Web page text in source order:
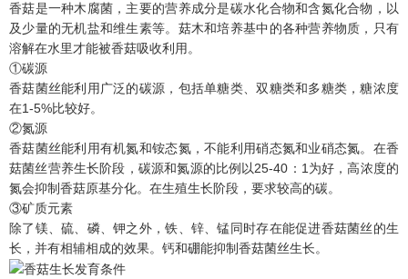
香菇是一种木腐菌，主要的营养成分是碳水化合物和含氮化合物，以
及少量的无机盐和维生素等。菇木和培养基中的各种营养物质，只有
溶解在水里才能被香菇吸收利用。
①碳源
香菇菌丝能利用广泛的碳源，包括单糖类、双糖类和多糖类，糖浓度
在1-5%比较好。
②氮源
香菇菌丝能利用有机氮和铵态氮，不能利用硝态氮和业硝态氮。在香
菇菌丝营养生长阶段，碳源和氮源的比例以25-40：1为好，高浓度的
氮会抑制香菇原基分化。在生殖生长阶段，要求较高的碳。
③矿质元素
除了镁、硫、磷、钾之外，铁、锌、锰同时存在能促进香菇菌丝的生
长，并有相辅相成的效果。钙和硼能抑制香菇菌丝生长。